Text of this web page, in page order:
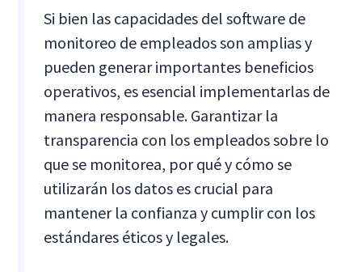
Si bien las capacidades del software de
monitoreo de empleados son amplias y
pueden generar importantes beneficios
operativos, es esencial implementarlas de
manera responsable. Garantizar la
transparencia con los empleados sobre lo
que se monitorea, por qué y cómo se
utilizarán los datos es crucial para
mantener la confianza y cumplir con los
estándares éticos y legales.